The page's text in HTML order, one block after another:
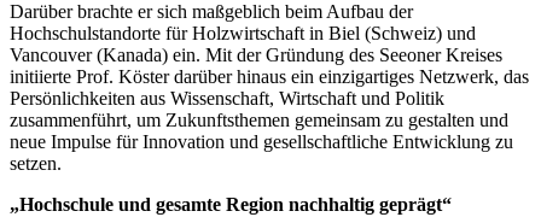
Darüber brachte er sich maßgeblich beim Aufbau der
Hochschulstandorte für Holzwirtschaft in Biel (Schweiz) und
Vancouver (Kanada) ein. Mit der Gründung des Seeoner Kreises
initiierte Prof. Köster darüber hinaus ein einzigartiges Netzwerk, das
Persönlichkeiten aus Wissenschaft, Wirtschaft und Politik
zusammenführt, um Zukunftsthemen gemeinsam zu gestalten und
neue Impulse für Innovation und gesellschaftliche Entwicklung zu
setzen.
„Hochschule und gesamte Region nachhaltig geprägt“